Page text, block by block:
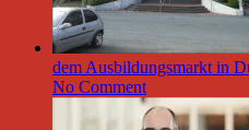
dem Ausbildungsmarkt in
No Comment